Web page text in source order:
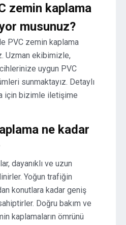
zemin kaplama
musunuz?
PVC zemin kaplama
Uzman ekibimizle,
uygun PVC
sunmaktayız. Detaylı
için bizimle iletişime
ne kadar
dayanıklı ve uzun
Yoğun trafiğin
konutlara kadar geniş
Doğru bakım ve
kaplamaların ömrünü